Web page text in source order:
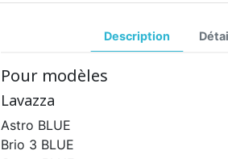
Description
Pour modèles
Lavazza
Astro BLUE
Brio 3 BLUE